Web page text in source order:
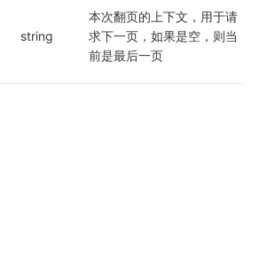
string
本次翻页的上下文，用于请
求下一页，如果是空，则当
前是最后一页